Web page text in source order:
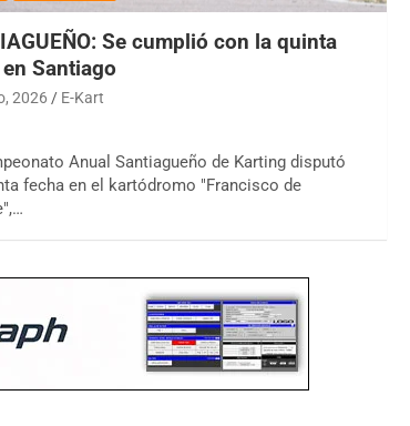
Se cumplió con la quinta
Santiago
2026 E-Kart
Anual Santiagueño de Karting disputó
fecha en el kartódromo "Francisco de